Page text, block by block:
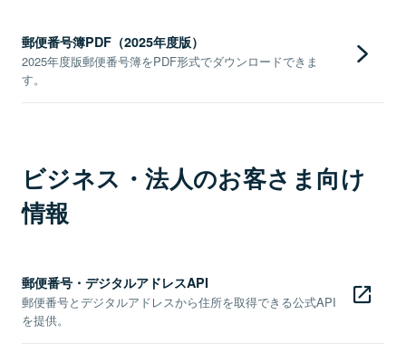
郵便番号簿PDF（2025年度版）
2025年度版郵便番号簿をPDF形式でダウンロードできま
す。
ビジネス・法人のお客さま向け
情報
郵便番号・デジタルアドレスAPI
郵便番号とデジタルアドレスから住所を取得できる公式API
を提供。